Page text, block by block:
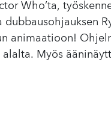
Who’ta,
dubbausohjauksen
animaatioon!
Myös